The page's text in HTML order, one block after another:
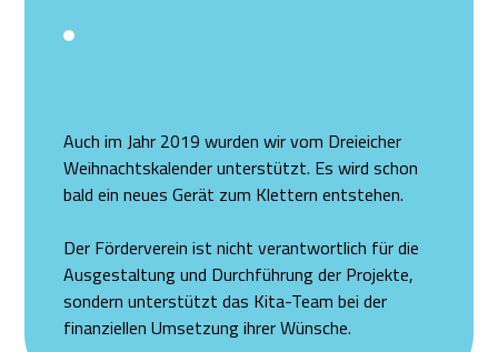
Auch im Jahr 2019 wurden wir vom Dreieicher
Weihnachtskalender unterstützt. Es wird schon
bald ein neues Gerät zum Klettern entstehen.
Der Förderverein ist nicht verantwortlich für die
Ausgestaltung und Durchführung der Projekte,
sondern unterstützt das Kita-Team bei der
finanziellen Umsetzung ihrer Wünsche.